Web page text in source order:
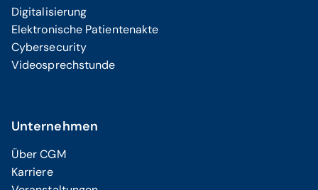
Digitalisierung
Elektronische Patientenakte
Cybersecurity
Videosprechstunde
Unternehmen
Über CGM
Karriere